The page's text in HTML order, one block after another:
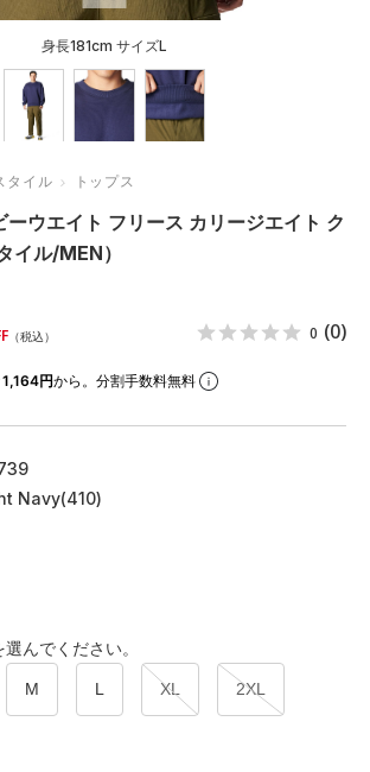
身長181cm サイズL
タイル トップス
ーウエイト フリース カリージエイト ク
イル/MEN）
（税込） 0 (0)
1,164円から。分割手数料無料
Navy(410)
んでください。
M L XL 2XL